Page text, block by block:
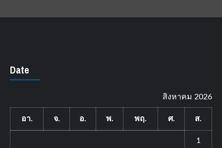
Date
สิงหาคม 2026
อา. จ. อ. พ. พฤ. ศ. ส.
1